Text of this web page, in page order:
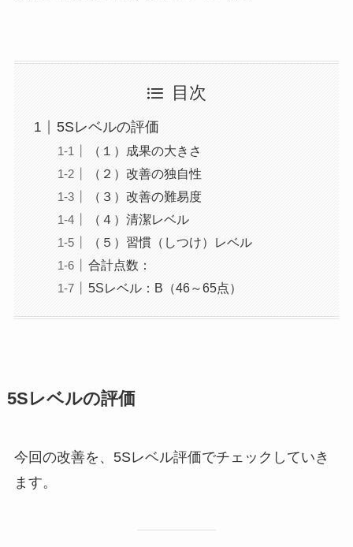
目次
5Sレベルの評価
（１）成果の大きさ
（２）改善の独自性
（３）改善の難易度
（４）清潔レベル
（５）習慣（しつけ）レベル
合計点数：
5Sレベル：B（46～65点）
5Sレベルの評価
今回の改善を、5Sレベル評価でチェックしていき
ます。